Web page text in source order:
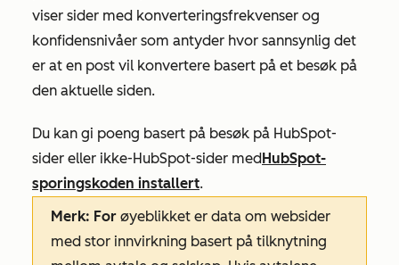
viser sider med konverteringsfrekvenser og
konfidensnivåer som antyder hvor sannsynlig det
er at en post vil konvertere basert på et besøk på
den aktuelle siden.
Du kan gi poeng basert på besøk på HubSpot-
sider eller ikke-HubSpot-sider medHubSpot-
sporingskoden installert.
Merk: For øyeblikket er data om websider
med stor innvirkning basert på tilknytning